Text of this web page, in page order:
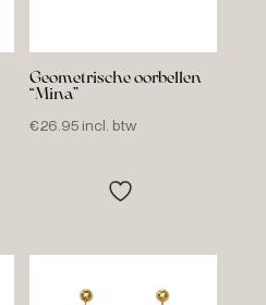
Geometrische oorbellen
“Mina”
€26.95 incl. btw